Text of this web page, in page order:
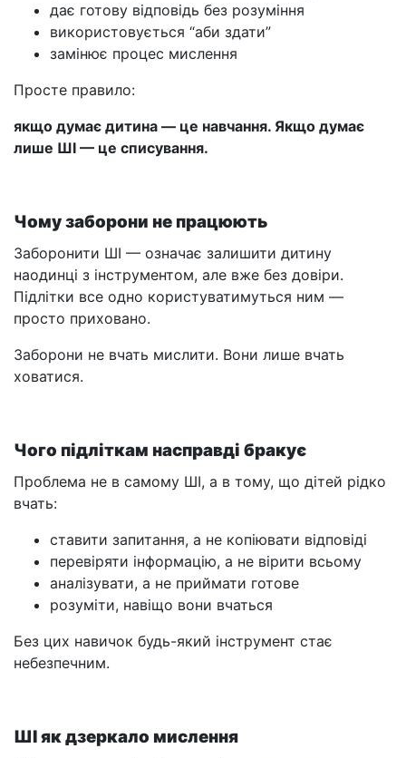
дає готову відповідь без розуміння
використовується “аби здати”
замінює процес мислення
Просте правило:
якщо думає дитина — це навчання. Якщо думає
лише ШІ — це списування.
Чому заборони не працюють
Заборонити ШІ — означає залишити дитину
наодинці з інструментом, але вже без довіри.
Підлітки все одно користуватимуться ним —
просто приховано.
Заборони не вчать мислити. Вони лише вчать
ховатися.
Чого підліткам насправді бракує
Проблема не в самому ШІ, а в тому, що дітей рідко
вчать:
ставити запитання, а не копіювати відповіді
перевіряти інформацію, а не вірити всьому
аналізувати, а не приймати готове
розуміти, навіщо вони вчаться
Без цих навичок будь-який інструмент стає
небезпечним.
ШІ як дзеркало мислення